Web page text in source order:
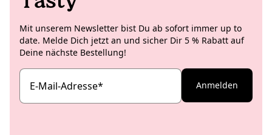
Mit unserem Newsletter bist Du ab sofort immer up to
date. Melde Dich jetzt an und sicher Dir 5 % Rabatt auf
Deine nächste Bestellung!
E-Mail-Adresse* Anmelden